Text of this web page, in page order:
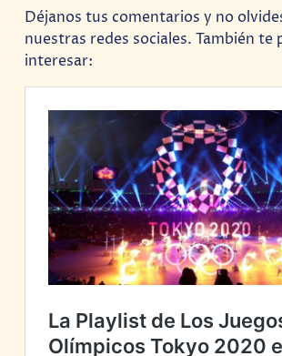
Déjanos tus comentarios y no
nuestras redes sociales. También te
interesar: